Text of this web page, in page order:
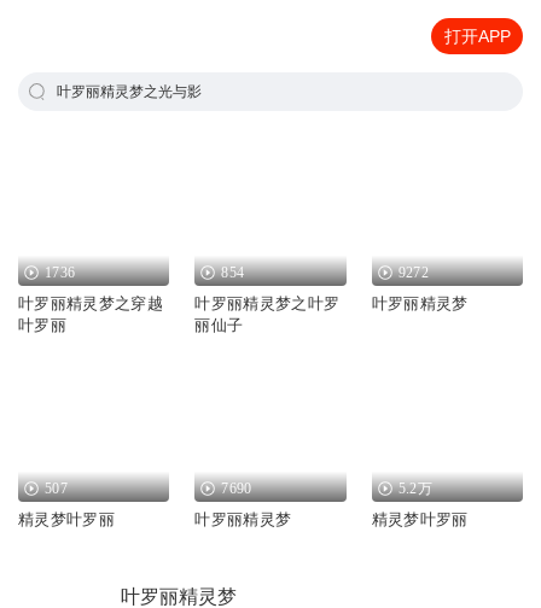
打开APP
叶罗丽精灵梦之光与影
1736
叶罗丽精灵梦之穿越
叶罗丽
854
叶罗丽精灵梦之叶罗
丽仙子
9272
叶罗丽精灵梦
507
精灵梦叶罗丽
7690
叶罗丽精灵梦
5.2万
精灵梦叶罗丽
叶罗丽精灵梦